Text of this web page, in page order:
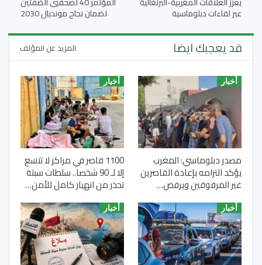
عبر لقاءات دبلوماسية لضمان نجاح مونديال 2030
قد يعجبك ايضا المزيد عن المؤلف
أخبار
مصدر دبلوماسي: المغرب
يؤكد التزامه بإعادة القاصرين
غير المرفوقين ويرفض…
أخبار
1100 قاصر في مراكز لا تتسع
إلا لـ 90 شخصا.. سلطات سبتة
تحذر من انهيار كامل للأمن…
أخبار أخبار